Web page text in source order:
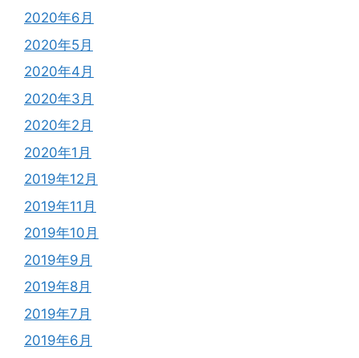
2020年6月
2020年5月
2020年4月
2020年3月
2020年2月
2020年1月
2019年12月
2019年11月
2019年10月
2019年9月
2019年8月
2019年7月
2019年6月